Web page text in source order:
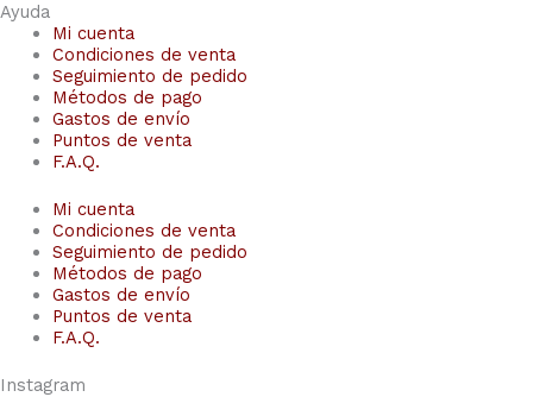
Ayuda
Mi cuenta
Condiciones de venta
Seguimiento de pedido
Métodos de pago
Gastos de envío
Puntos de venta
F.A.Q.
Mi cuenta
Condiciones de venta
Seguimiento de pedido
Métodos de pago
Gastos de envío
Puntos de venta
F.A.Q.
Instagram